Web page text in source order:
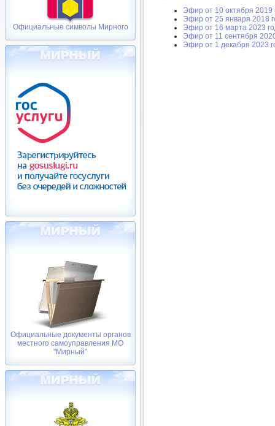
Официальные символы Мирного
Официальные документы органов
местного самоуправления МО
"Мирный"
Эфир от 10 октября 2019
Эфир от 25 января 2018
Эфир от 16 марта 2023
Эфир от 11 сентября
Эфир от 1 декабря 2023